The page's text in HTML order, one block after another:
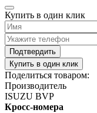
Купить в один клик
Подтвердить
Купить в один клик
Поделиться товаром:
Производитель
ISUZU BVP
Кросс-номера